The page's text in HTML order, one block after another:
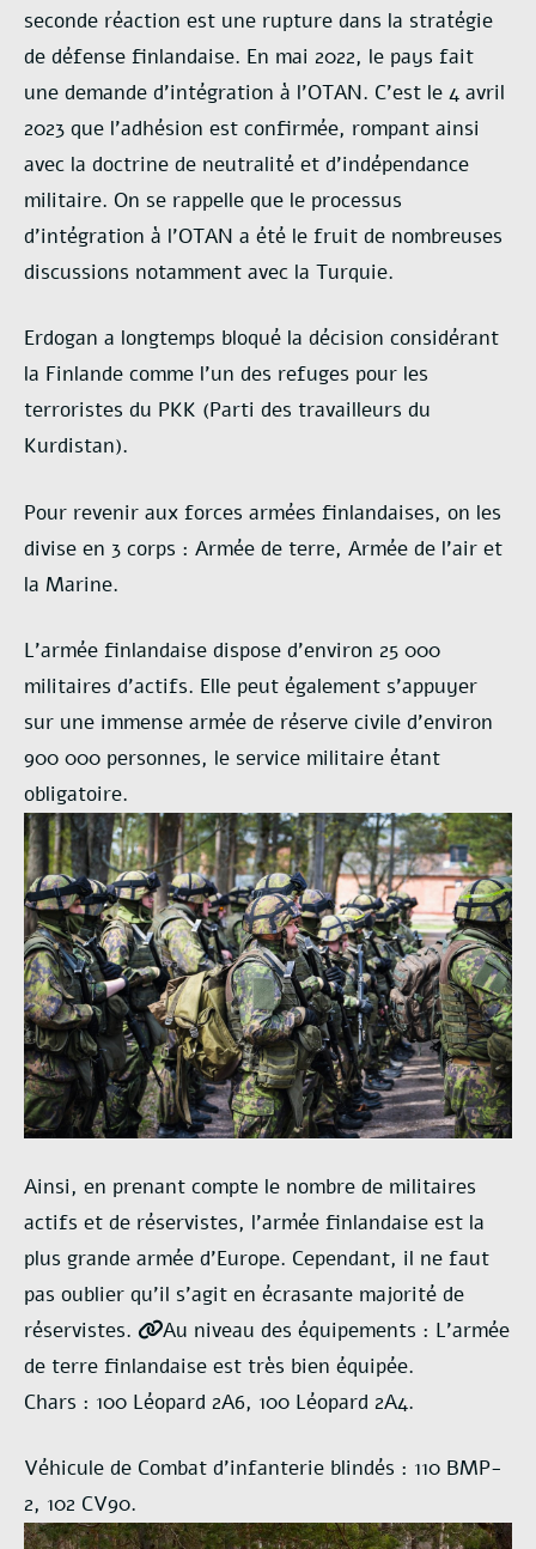
seconde réaction est une rupture dans la stratégie
de défense finlandaise. En mai 2022, le pays fait
une demande d’intégration à l’OTAN. C’est le 4 avril
2023 que l’adhésion est confirmée, rompant ainsi
avec la doctrine de neutralité et d’indépendance
militaire. On se rappelle que le processus
d’intégration à l’OTAN a été le fruit de nombreuses
discussions notamment avec la Turquie.
Erdogan a longtemps bloqué la décision considérant
la Finlande comme l’un des refuges pour les
terroristes du PKK (Parti des travailleurs du
Kurdistan).
Pour revenir aux forces armées finlandaises, on les
divise en 3 corps : Armée de terre, Armée de l’air et
la Marine.
L’armée finlandaise dispose d’environ 25 000
militaires d’actifs. Elle peut également s’appuyer
sur une immense armée de réserve civile d’environ
900 000 personnes, le service militaire étant
obligatoire.
Ainsi, en prenant compte le nombre de militaires
actifs et de réservistes, l’armée finlandaise est la
plus grande armée d’Europe. Cependant, il ne faut
pas oublier qu’il s’agit en écrasante majorité de
réservistes.
Au niveau des équipements : L’armée
de terre finlandaise est très bien équipée.
Chars : 100 Léopard 2A6, 100 Léopard 2A4.
Véhicule de Combat d’infanterie blindés : 110 BMP-
2, 102 CV90.